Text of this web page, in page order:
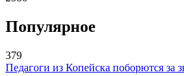
Популярное
379
Педагоги из Копейска поборются за